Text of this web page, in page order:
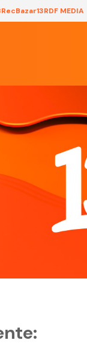
Bazar13RDF MEDIA